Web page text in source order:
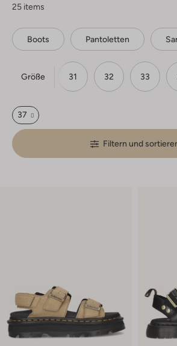
25 items
Boots Pantoletten
Größe
30 31 32 33
37
Filtern und